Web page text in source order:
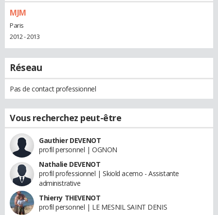
MJM
Paris
2012 - 2013
Réseau
Pas de contact professionnel
Vous recherchez peut-être
Gauthier DEVENOT
profil personnel | OGNON
Nathalie DEVENOT
profil professionnel | Skiold acemo - Assistante
administrative
Thierry THEVENOT
profil personnel | LE MESNIL SAINT DENIS